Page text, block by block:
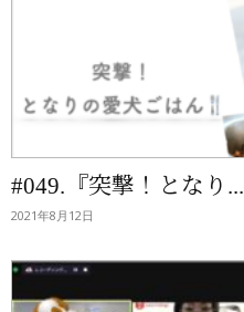
#049.『突撃！となり...
2021年8月12日